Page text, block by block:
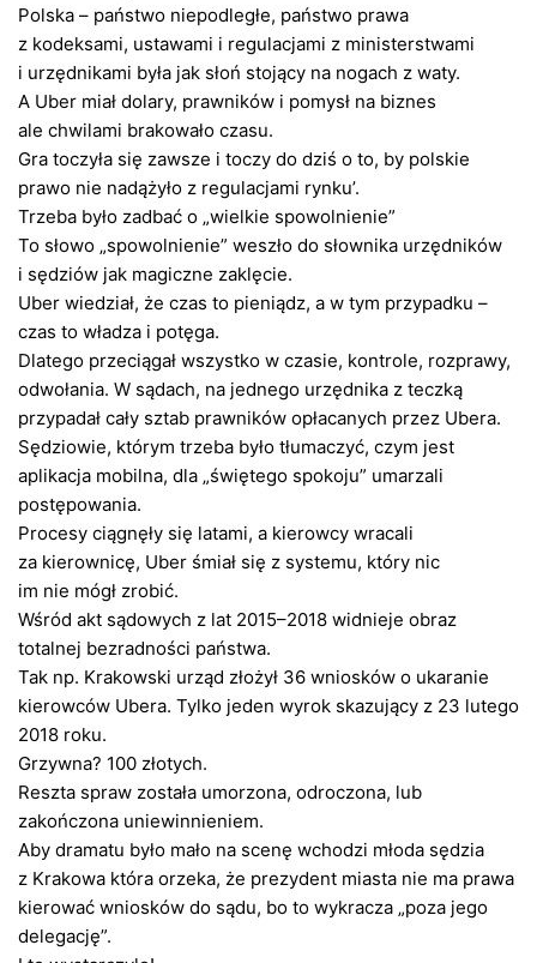
Polska – państwo niepodległe, państwo prawa
z kodeksami, ustawami i regulacjami z ministerstwami
i urzędnikami była jak słoń stojący na nogach z waty.
A Uber miał dolary, prawników i pomysł na biznes
ale chwilami brakowało czasu.
Gra toczyła się zawsze i toczy do dziś o to, by polskie
prawo nie nadążyło z regulacjami rynku’.
Trzeba było zadbać o „wielkie spowolnienie”
To słowo „spowolnienie” weszło do słownika urzędników
i sędziów jak magiczne zaklęcie.
Uber wiedział, że czas to pieniądz, a w tym przypadku –
czas to władza i potęga.
Dlatego przeciągał wszystko w czasie, kontrole, rozprawy,
odwołania. W sądach, na jednego urzędnika z teczką
przypadał cały sztab prawników opłacanych przez Ubera.
Sędziowie, którym trzeba było tłumaczyć, czym jest
aplikacja mobilna, dla „świętego spokoju” umarzali
postępowania.
Procesy ciągnęły się latami, a kierowcy wracali
za kierownicę, Uber śmiał się z systemu, który nic
im nie mógł zrobić.
Wśród akt sądowych z lat 2015–2018 widnieje obraz
totalnej bezradności państwa.
Tak np. Krakowski urząd złożył 36 wniosków o ukaranie
kierowców Ubera. Tylko jeden wyrok skazujący z 23 lutego
2018 roku.
Grzywna? 100 złotych.
Reszta spraw została umorzona, odroczona, lub
zakończona uniewinnieniem.
Aby dramatu było mało na scenę wchodzi młoda sędzia
z Krakowa która orzeka, że prezydent miasta nie ma prawa
kierować wniosków do sądu, bo to wykracza „poza jego
delegację”.